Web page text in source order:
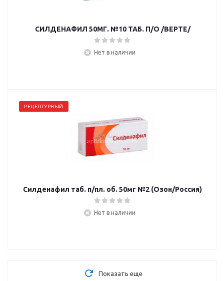
СИЛДЕНАФИЛ 50МГ. №10 ТАБ. П/О /ВЕРТЕ/
Нет в наличии
РЕЦЕПТУРНЫЙ
Силденафил таб. п/пл. об. 50мг №2 (Озон/Россия)
Нет в наличии
Показать еще